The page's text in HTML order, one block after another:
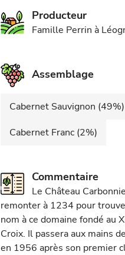
Producteur
Famille Perrin à
Assemblage
Cabernet Sauvignon (49%)
Cabernet Franc (2%)
Commentaire
Le Château
remonter à 1234 pour
nom à ce domaine fondé au
Croix. Il passera aux mains
en 1956 après son premier